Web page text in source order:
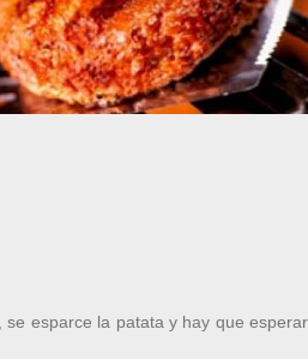
esparce la patata y hay que